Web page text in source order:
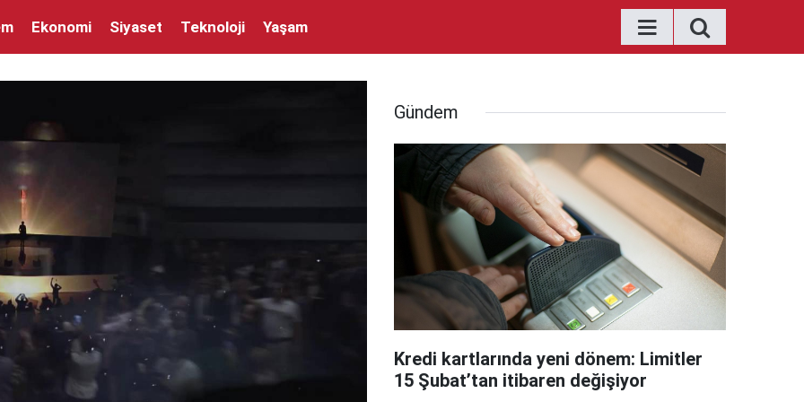
Ekonomi Siyaset Teknoloji Yaşam
Gündem
Kredi kartlarında yeni dönem: Limitler
15 Şubat’tan itibaren değişiyor